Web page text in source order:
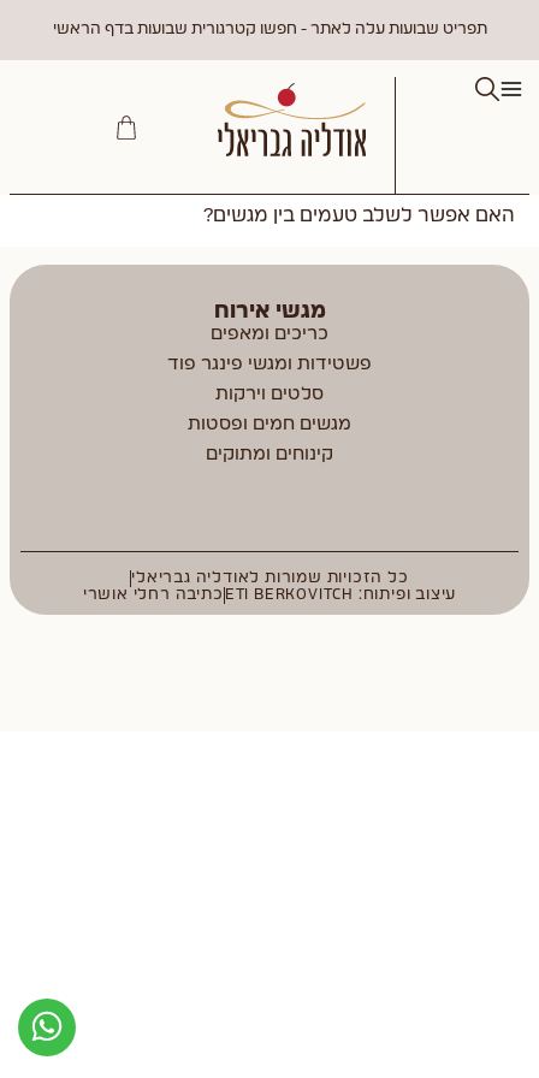
תפריט שבועות עלה לאתר - חפשו קטרגורית שבועות בדף הראשי
האם אפשר לשלב טעמים בין מגשים?
מגשי אירוח
כריכים ומאפים
פשטידות ומגשי פינגר פוד
סלטים וירקות
מגשים חמים ופסטות
קינוחים ומתוקים
כל הזכויות שמורות לאודליה גבריאלי
עיצוב ופיתוח: ETI BERKOVITCH
כתיבה רחלי אושרי